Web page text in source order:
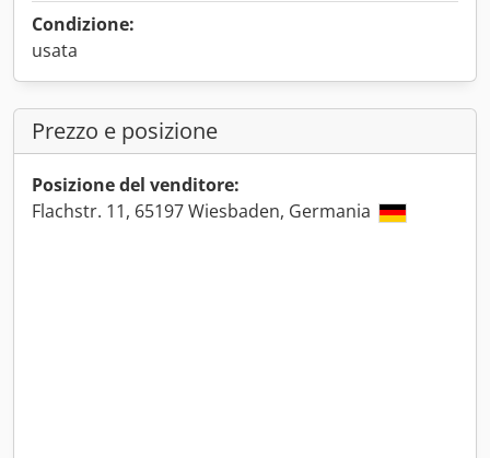
Condizione:
usata
Prezzo e posizione
Posizione del venditore:
Flachstr. 11, 65197 Wiesbaden, Germania